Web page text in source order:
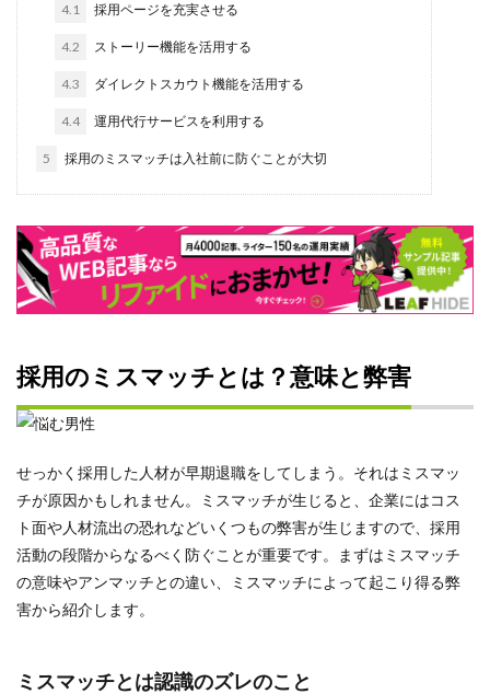
4.1 採用ページを充実させる
4.2 ストーリー機能を活用する
4.3 ダイレクトスカウト機能を活用する
4.4 運用代行サービスを利用する
5 採用のミスマッチは入社前に防ぐことが大切
採用のミスマッチとは？意味と弊害
せっかく採用した人材が早期退職をしてしまう。それはミスマッ
チが原因かもしれません。ミスマッチが生じると、企業にはコス
ト面や人材流出の恐れなどいくつもの弊害が生じますので、採用
活動の段階からなるべく防ぐことが重要です。まずはミスマッチ
の意味やアンマッチとの違い、ミスマッチによって起こり得る弊
害から紹介します。
ミスマッチとは認識のズレのこと
文章構成
社員
研修
新卒採用
新卒
新入社員
リーダー
メンティー
アイスブレイク
スカウト
コンテンツマーケティング
キャッチコピー